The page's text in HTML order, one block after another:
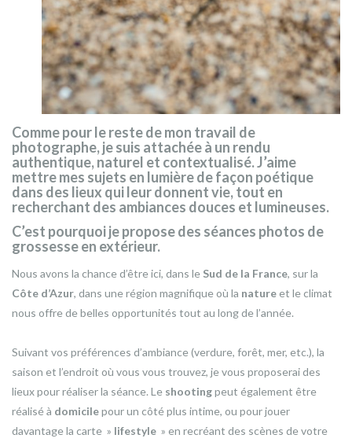
Comme pour le reste de mon travail de
photographe, je suis attachée à un rendu
authentique, naturel et contextualisé. J’aime
mettre mes sujets en lumièrede façon poétique
dans des lieux qui leur donnent vie, tout en
recherchant des ambiances douces et lumineuses.
C’est pourquoi je propose des séances photos de
grossesse en extérieur.
Nous avons la chance d’être ici, dans le Sud de la France, sur la
Côte d’Azur, dans une région magnifique où la nature et le climat
nous offre de belles opportunités tout au long de l’année.
Suivant vos préférences d’ambiance (verdure, forêt, mer, etc.), la
saison et l’endroit où vous vous trouvez, je vous proposerai des
lieux pour réaliser la séance. Le shootingpeut également être
réalisé à domicilepour un côté plus intime, ou pour jouer
davantage la carte » lifestyle » en recréant des scènes de votre